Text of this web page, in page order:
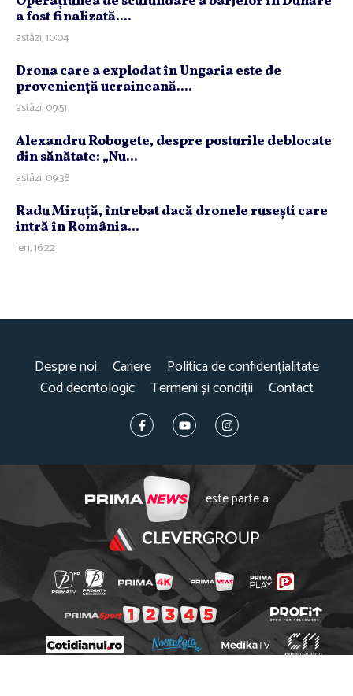
a fost finalizată....
astăzi, 10:04
Drona care a explodat în Ungaria este de
provenienţă ucraineană....
astăzi, 09:51
Alexandru Robogete, despre posturile deblocate
din sănătate: „Nu...
astăzi, 09:38
Radu Miruţă, întrebat dacă dronele ruseşti care
intră în România...
ieri, 16:22
Despre noi Cariere
Politica de confidențialitate
Cod deontologic
Termeni și condiții Contact
este parte a